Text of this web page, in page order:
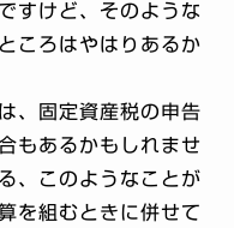
すけど、そのような
ころはやはりあるか
、固定資産税の申告
もあるかもしれませ
、このようなことが
を組むときに併せて